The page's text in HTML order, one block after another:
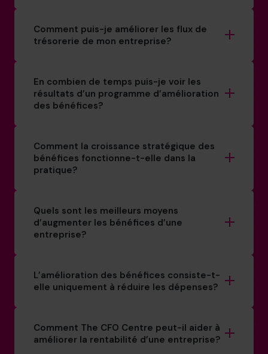
Comment puis-je améliorer les flux de
trésorerie de mon entreprise?
En combien de temps puis-je voir les
résultats d’un programme d’amélioration
des bénéfices?
Comment la croissance stratégique des
bénéfices fonctionne-t-elle dans la
pratique?
Quels sont les meilleurs moyens
d’augmenter les bénéfices d’une
entreprise?
L’amélioration des bénéfices consiste-t-
elle uniquement à réduire les dépenses?
Comment The CFO Centre peut-il aider à
améliorer la rentabilité d’une entreprise?